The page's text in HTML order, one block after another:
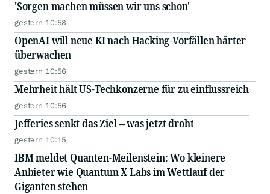
'Sorgen machen müssen wir uns schon'
gestern 10:58
OpenAI will neue KI nach Hacking-Vorfällen härter
überwachen
gestern 10:56
Mehrheit hält US-Techkonzerne für zu einflussreich
gestern 10:56
Jefferies senkt das Ziel – was jetzt droht
gestern 10:15
IBM meldet Quanten-Meilenstein: Wo kleinere
Anbieter wie Quantum X Labs im Wettlauf der
Giganten stehen